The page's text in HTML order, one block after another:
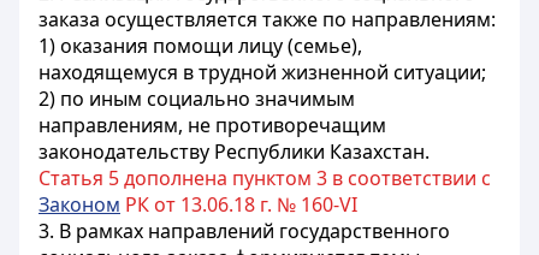
заказа осуществляется также по направлениям:
1) оказания помощи лицу (семье),
находящемуся в трудной жизненной ситуации;
2) по иным социально значимым
направлениям, не противоречащим
законодательству Республики Казахстан.
Статья 5 дополнена пунктом 3 в соответствии с
Законом РК от 13.06.18 г. № 160-VI
3. В рамках направлений государственного